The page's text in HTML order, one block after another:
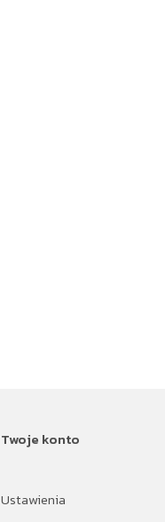
Twoje konto
Ustawienia